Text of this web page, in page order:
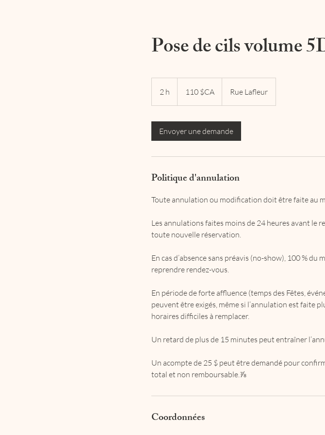
Pose de cils volume
2 h
h
canadiens
110 $CA Rue Lafleur
Envoyer une demande
Politique d'annulation
Toute annulation ou modification doit être faite au
Les annulations faites moins de 24 heures avant
toute nouvelle réservation.
En cas d’absence sans préavis (no-show), 100 %
reprendre rendez-vous.
En période de forte affluence (temps des Fêtes,
peuvent être exigés, même si l’annulation est faite
horaires difficiles à remplacer.
Un retard de plus de 15 minutes peut entraîner
Un acompte de 25 $ peut être demandé pour
Coordonnées